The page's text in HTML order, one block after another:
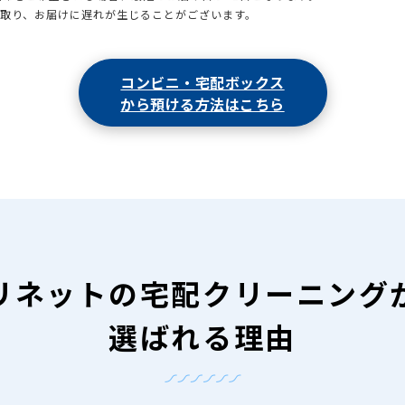
り、お届けに遅れが生じることがございます。
コンビニ・宅配ボックス
から預ける方法はこちら
ネットの宅配クリーニング
選ばれる理由